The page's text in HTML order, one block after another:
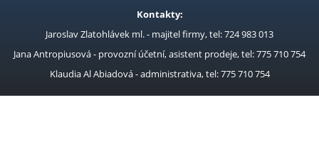
Kontakty:
Jaroslav Zlatohlávek ml. - majitel firmy, tel: 724 983 013
Jana Antropiusová - provozní účetní, asistent prodeje, tel: 775 710 754
Klaudia Al Abiadová - administrativa, tel: 775 710 754